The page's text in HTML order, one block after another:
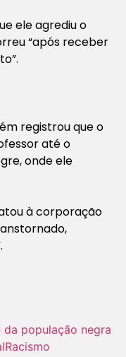
ele agrediu o
“após receber
registrou que o
até o
onde ele
à corporação
população negra
Racismo